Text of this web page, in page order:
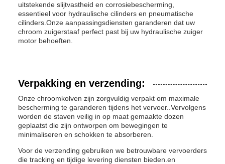
uitstekende slijtvastheid en corrosiebescherming,
essentieel voor hydraulische cilinders en pneumatische
cilinders.Onze aanpassingsdiensten garanderen dat uw
chroom zuigerstaaf perfect past bij uw hydraulische zuiger
motor behoeften.
Verpakking en verzending:
Onze chroomkolven zijn zorgvuldig verpakt om maximale
bescherming te garanderen tijdens het vervoer..Vervolgens
worden de staven veilig in op maat gemaakte dozen
geplaatst die zijn ontworpen om bewegingen te
minimaliseren en schokken te absorberen.
Voor de verzending gebruiken we betrouwbare vervoerders
die tracking en tijdige levering diensten bieden.en